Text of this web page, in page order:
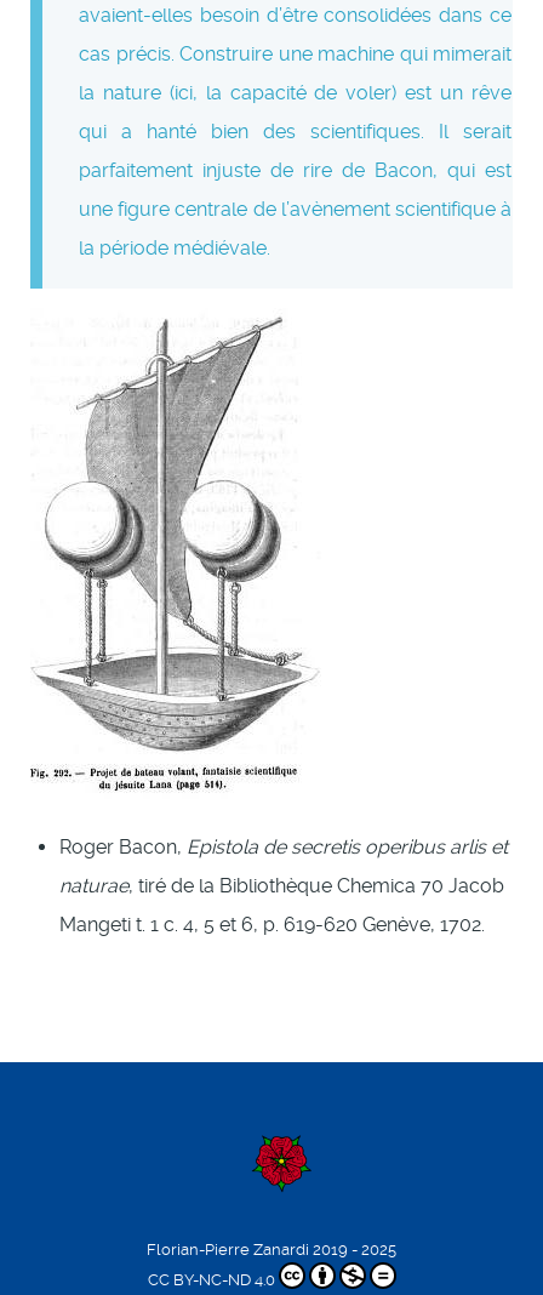
avaient-elles besoin d’être consolidées dans ce
cas précis. Construire une machine qui mimerait
la nature (ici, la capacité de voler) est un rêve
qui a hanté bien des scientifiques. Il serait
parfaitement injuste de rire de Bacon, qui est
une figure centrale de l’avènement scientifique à
la période médiévale.
Roger Bacon, Epistola de secretis operibus arlis et
naturae, tiré de la Bibliothèque Chemica 70 Jacob
Mangeti t. 1 c. 4, 5 et 6, p. 619-620 Genève, 1702.
Florian-Pierre Zanardi 2019 - 2025
CC BY-NC-ND 4.0